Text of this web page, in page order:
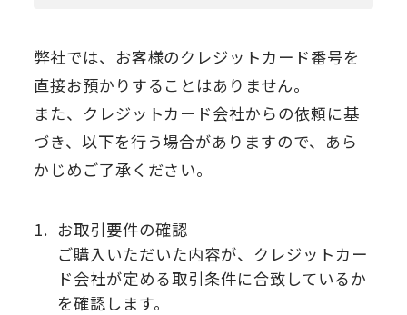
弊社では、お客様のクレジットカード番号を
直接お預かりすることはありません。
また、クレジットカード会社からの依頼に基
づき、以下を行う場合がありますので、あら
かじめご了承ください。
1. お取引要件の確認
ご購入いただいた内容が、クレジットカー
ド会社が定める取引条件に合致しているか
を確認します。